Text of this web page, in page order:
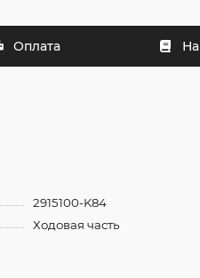
Оплата
2915100-K84
Ходовая часть